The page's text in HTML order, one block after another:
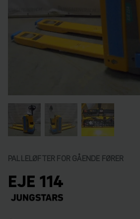
PALLELØFTER FOR GÅENDE FØRER
EJE 114